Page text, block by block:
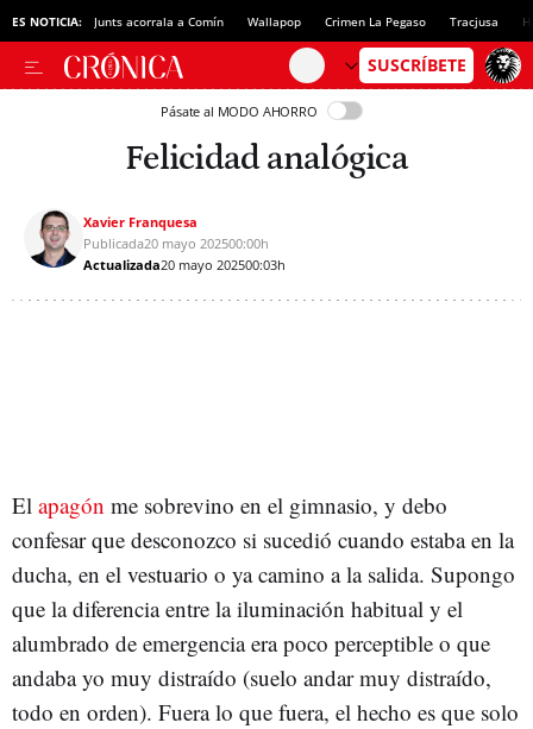
ES NOTICIA: Junts acorrala a Comín Wallapop Crimen La Pegaso Tracjusa
Pásate al MODO AHORRO
Felicidad analógica
Xavier Franquesa
Publicada20 mayo 202500:00h
Actualizada20 mayo 202500:03h
El apagón me sobrevino en el gimnasio, y debo
confesar que desconozco si sucedió cuando estaba en la
ducha, en el vestuario o ya camino a la salida. Supongo
que la diferencia entre la iluminación habitual y el
alumbrado de emergencia era poco perceptible o que
andaba yo muy distraído (suelo andar muy distraído,
todo en orden). Fuera lo que fuera, el hecho es que solo